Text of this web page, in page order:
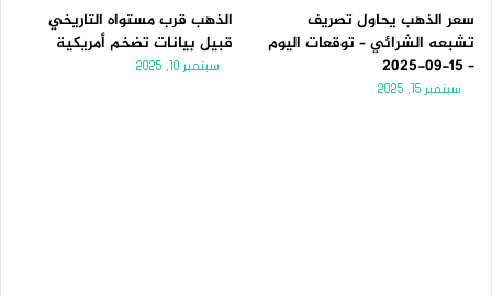
سعر الذهب يحاول تصريف
تشبعه الشرائي – توقعات اليوم
– 15-09-2025
سبتمبر 15, 2025
الذهب قرب مستواه التاريخي
قبيل بيانات تضخم أمريكية
سبتمبر 10, 2025